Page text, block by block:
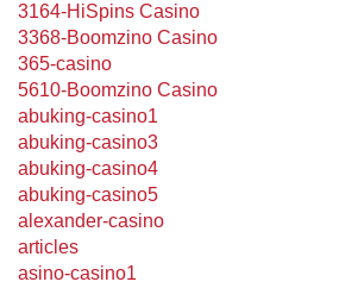
3164-HiSpins Casino
3368-Boomzino Casino
365-casino
5610-Boomzino Casino
abuking-casino1
abuking-casino3
abuking-casino4
abuking-casino5
alexander-casino
articles
asino-casino1